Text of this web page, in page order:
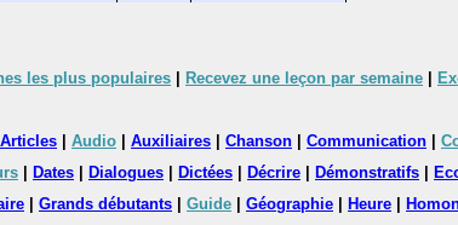
les plus populaires Recevez une leçon par semaine
Articles Audio Auxiliaires Chanson Communication
Dates Dialogues Dictées Décrire Démonstratifs
Grands débutants Guide Géographie Heure